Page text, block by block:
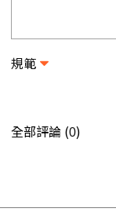
規範
全部評論 (0)